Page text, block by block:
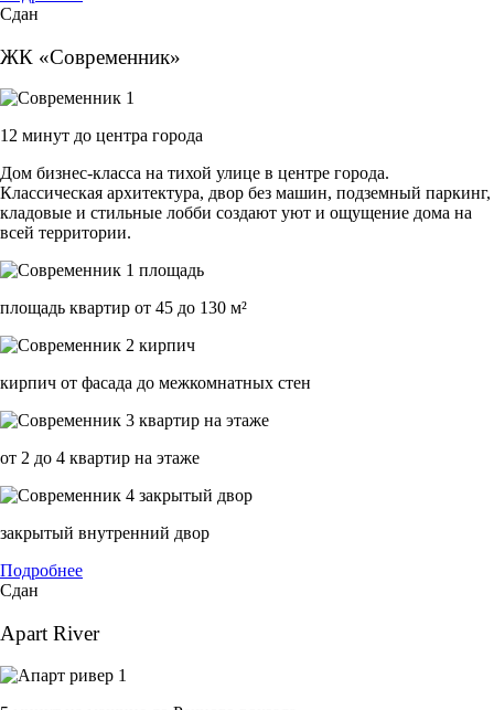
Сдан
ЖК «Современник»
12 минут до центра города
Дом бизнес-класса на тихой улице в центре города.
Классическая архитектура, двор без машин, подземный паркинг,
кладовые и стильные лобби создают уют и ощущение дома на
всей территории.
площадь квартир от 45 до 130 м²
кирпич от фасада до межкомнатных стен
от 2 до 4 квартир на этаже
закрытый внутренний двор
Подробнее
Сдан
Apart River